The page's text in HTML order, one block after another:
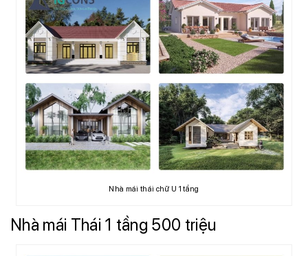
Nhà mái thái chữ U 1 tầng
Nhà mái Thái 1 tầng 500 triệu